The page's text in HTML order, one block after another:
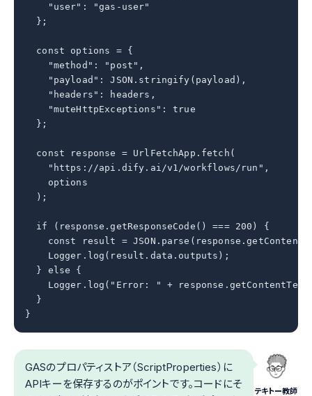
    "user": "gas-user"
  };
  const options = {
    "method": "post",
    "payload": JSON.stringify(payload),
    "headers": headers,
    "muteHttpExceptions": true
  };
  const response = UrlFetchApp.fetch(
    "https://api.dify.ai/v1/workflows/run",
    options
  );
  if (response.getResponseCode() === 200) {
const result =
    Logger.log(result.data.outputs);
  } else {
Logger.log("Error: " +
  }
}
テキトー教師
GASのプロパティストア（ScriptProperties）に
APIキーを保存するのがポイントです。コードにそ